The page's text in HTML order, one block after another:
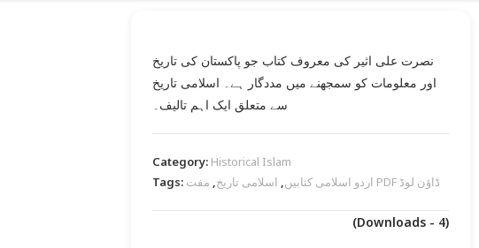
نصرت علی اثیر کی معروف کتاب جو پاکستان کی تاریخ
اور معلومات کو سمجھنے میں مددگار ہے۔ اسلامی تاریخ
سے متعلق ایک اہم تالیف۔
Category: Historical Islam
Tags:
اردو اسلامی کتابیں, اسلامی تاریخ, مفت PDF ڈاؤن لوڈ
(Downloads - 4)